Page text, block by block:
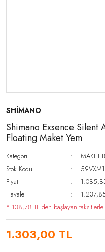
SHİMANO
Shimano Exsence Silent
Floating Maket Yem
Kategori
MAKET
Stok Kodu
Fiyat
Havale
* 138,78 TL den başlayan taksitlerle!
1.303,00 TL